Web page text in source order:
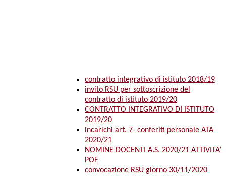
contratto integrativo di istituto 2018/19
invito RSU per sottoscrizione del
contratto di istituto 2019/20
CONTRATTO INTEGRATIVO DI ISTITUTO
2019/20
incarichi art. 7- conferiti personale ATA
2020/21
NOMINE DOCENTI A.S. 2020/21 ATTIVITA’
POF
convocazione RSU giorno 30/11/2020